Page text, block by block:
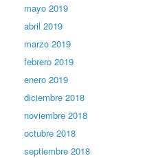
mayo 2019
abril 2019
marzo 2019
febrero 2019
enero 2019
diciembre 2018
noviembre 2018
octubre 2018
septiembre 2018